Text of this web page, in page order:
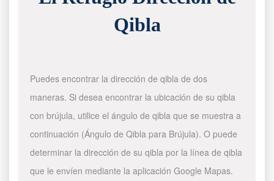
Qibla
Puedes encontrar la dirección de qibla de dos
maneras. Si desea encontrar la ubicación de su qibla
con brújula, utilice el ángulo de qibla que se muestra a
continuación (Ángulo de Qibla para Brújula). O puede
determinar la dirección de su qibla por la línea de qibla
que le envíen mediante la aplicación Google Mapas.